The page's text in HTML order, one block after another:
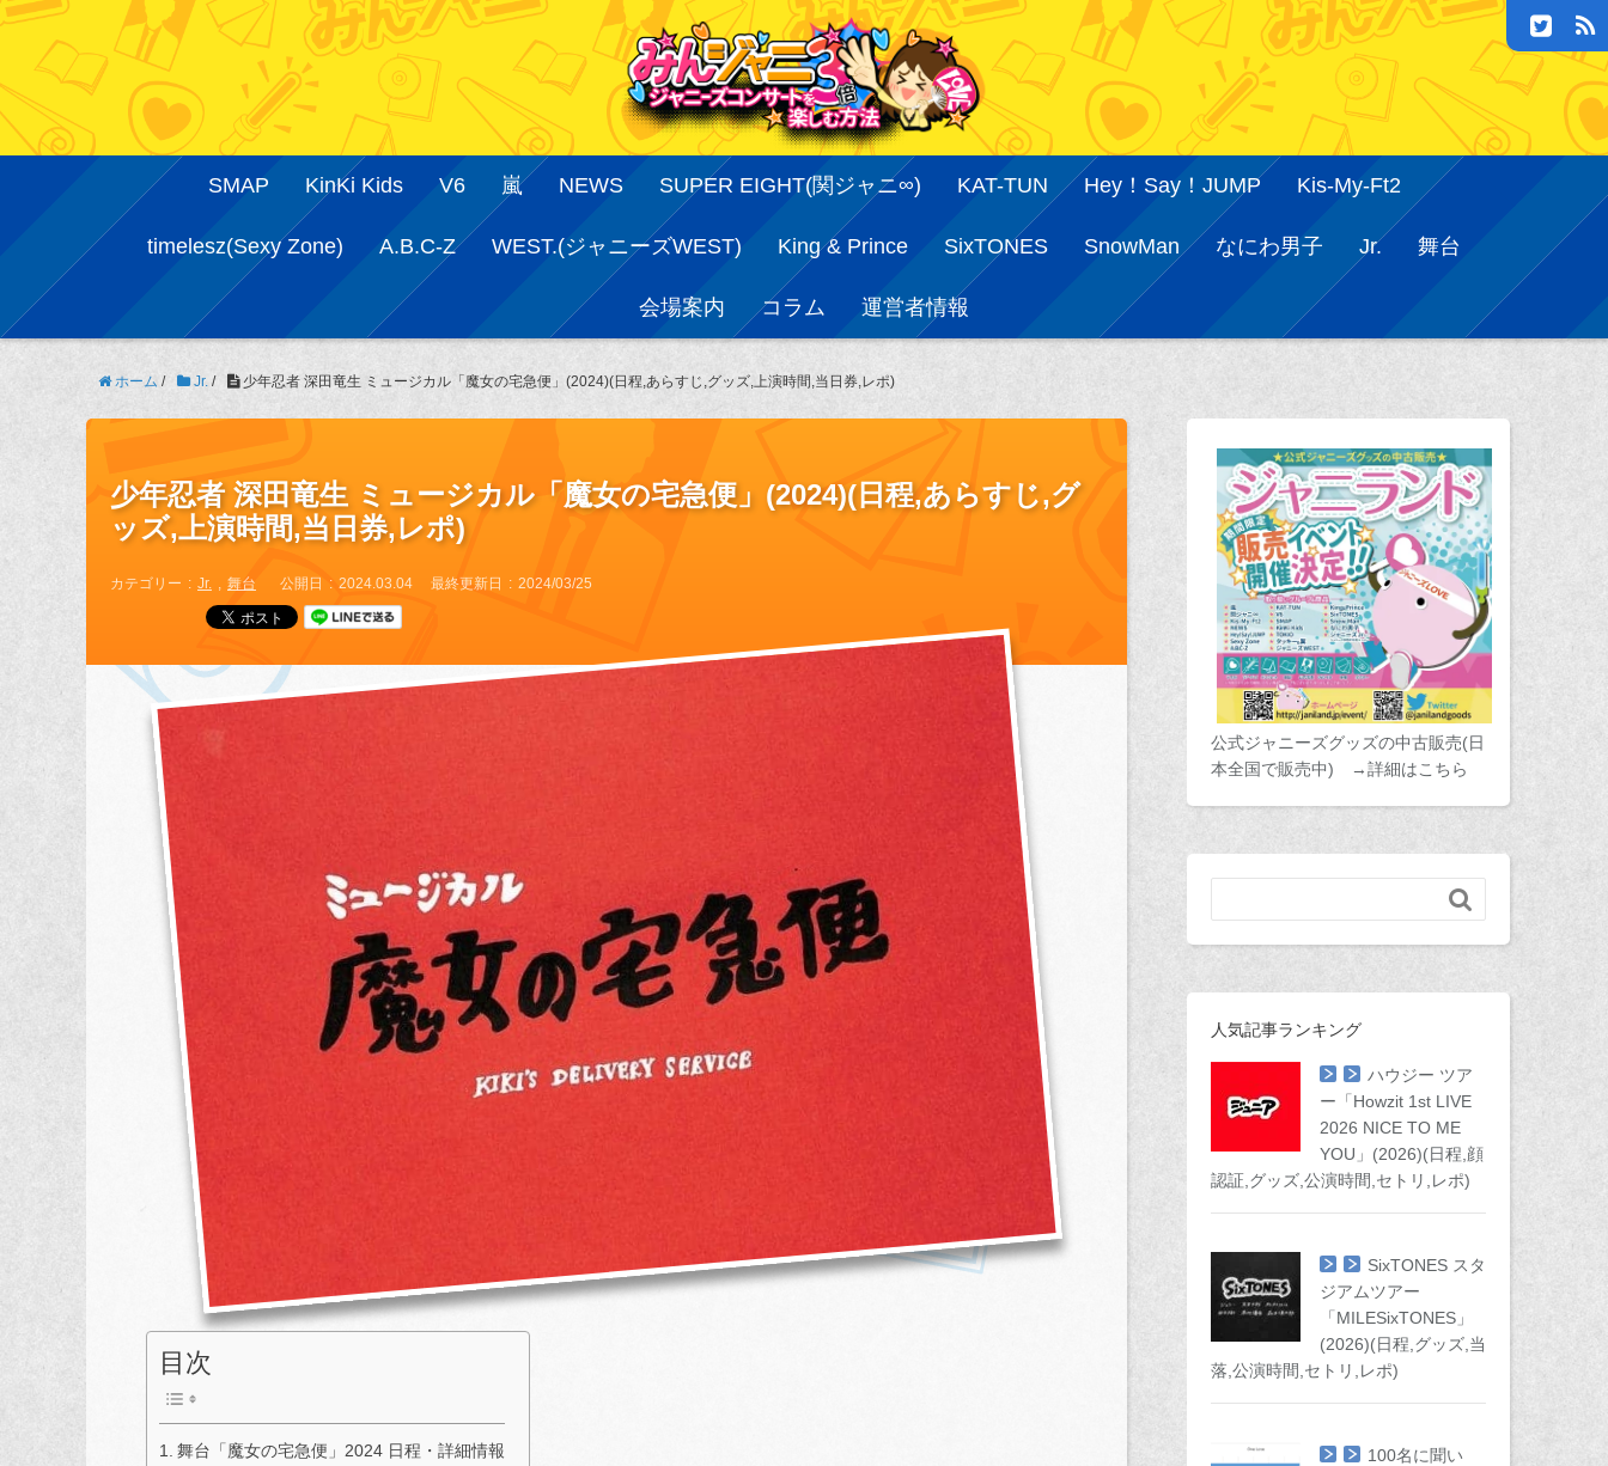
SMAP KinKi Kids V6 嵐 NEWS SUPER EIGHT(関ジャニ∞) KAT-TUN Hey！Say！JUMP Kis-My-Ft2
timelesz(Sexy Zone) A.B.C-Z WEST.(ジャニーズWEST) King & Prince SixTONES SnowMan なにわ男子 Jr. 舞台
会場案内 コラム 運営者情報
ホーム / Jr. / 少年忍者 深田竜生 ミュージカル「魔女の宅急便」(2024)(日程,あらすじ,グッズ,上演時間,当日券,レポ)
少年忍者 深田竜生 ミュージカル「魔女の宅急便」(2024)(日程,あらすじ,グ
ッズ,上演時間,当日券,レポ)
カテゴリー Jr. 舞台 公開日 2024.03.04 最終更新日 2024/03/25
目次
舞台「魔女の宅急便」2024 日程・詳細情報
公式ジャニーズグッズの中古販売(日
本全国で販売中) →詳細はこちら

人気記事ランキング
ハウジー ツア
ー「Howzit 1st LIVE
2026 NICE TO ME
YOU」(2026)(日程,顔
認証,グッズ,公演時間,セトリ,レポ)
SixTONES スタ
ジアムツアー
「MILESixTONES」
(2026)(日程,グッズ,当
落,公演時間,セトリ,レポ)
100名に聞い